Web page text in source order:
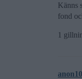
Känns
fond
1